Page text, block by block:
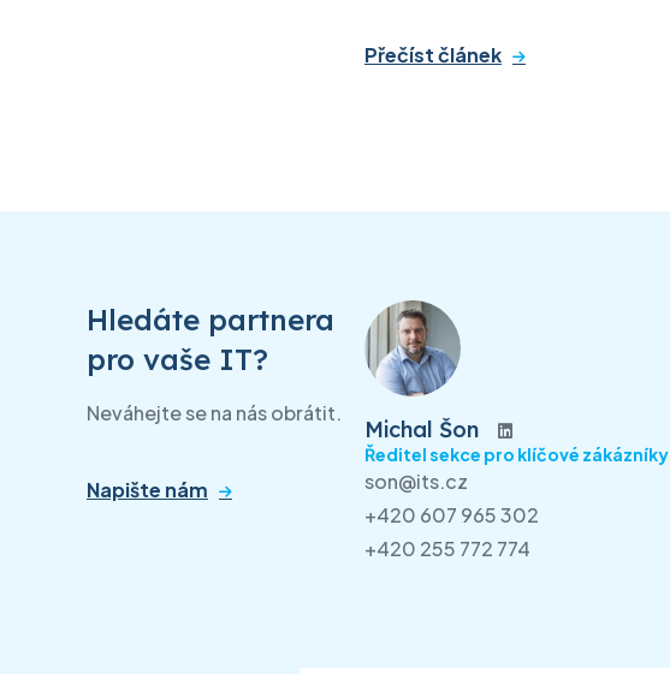
Přečíst článek
Hledáte partnera
pro vaše IT?
Neváhejte se na nás obrátit.
Napište nám
Michal Šon
Ředitel sekce pro klíčové zákázníky
son@its.cz
+420 607 965 302
+420 255 772 774